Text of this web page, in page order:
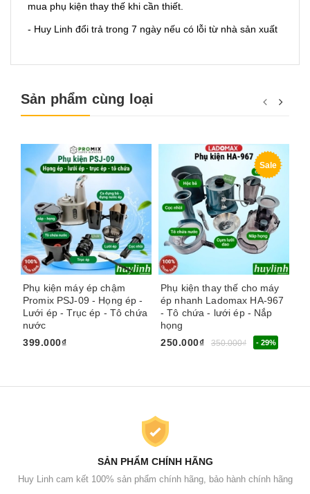
mua phụ kiện thay thế khi cần thiết.
- Huy Linh đổi trả trong 7 ngày nếu có lỗi từ nhà sản xuất
Sản phẩm cùng loại
Phụ kiện máy ép chậm
Promix PSJ-09 - Họng ép -
Lưới ép - Trục ép - Tô chứa
nước
399.000₫
Sale
Phụ kiện thay thế cho máy
ép nhanh Ladomax HA-967
- Tô chứa - lưới ép - Nắp
họng
250.000₫
350.000₫ - 29%
SẢN PHẨM CHÍNH HÃNG
Huy Linh cam kết 100% sản phẩm chính hãng, bảo hành chính hãng